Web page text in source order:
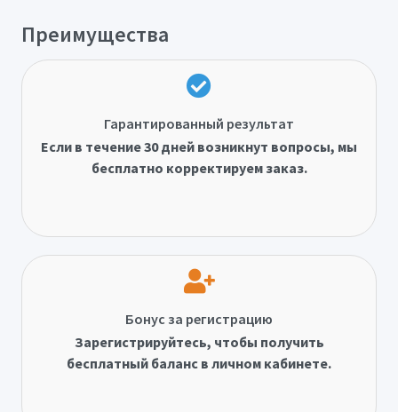
Преимущества
Гарантированный результат
Если в течение 30 дней возникнут вопросы, мы
бесплатно корректируем заказ.
Бонус за регистрацию
Зарегистрируйтесь, чтобы получить
бесплатный баланс в личном кабинете.